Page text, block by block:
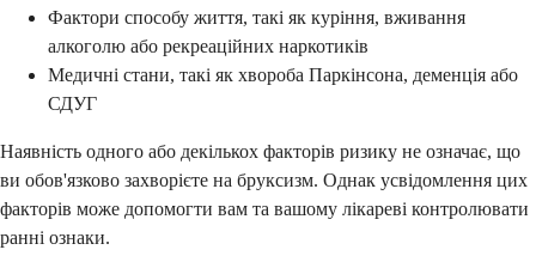
Фактори способу життя, такі як куріння, вживання
алкоголю або рекреаційних наркотиків
Медичні стани, такі як хвороба Паркінсона, деменція або
СДУГ
Наявність одного або декількох факторів ризику не означає, що
ви обов'язково захворієте на бруксизм. Однак усвідомлення цих
факторів може допомогти вам та вашому лікареві контролювати
ранні ознаки.